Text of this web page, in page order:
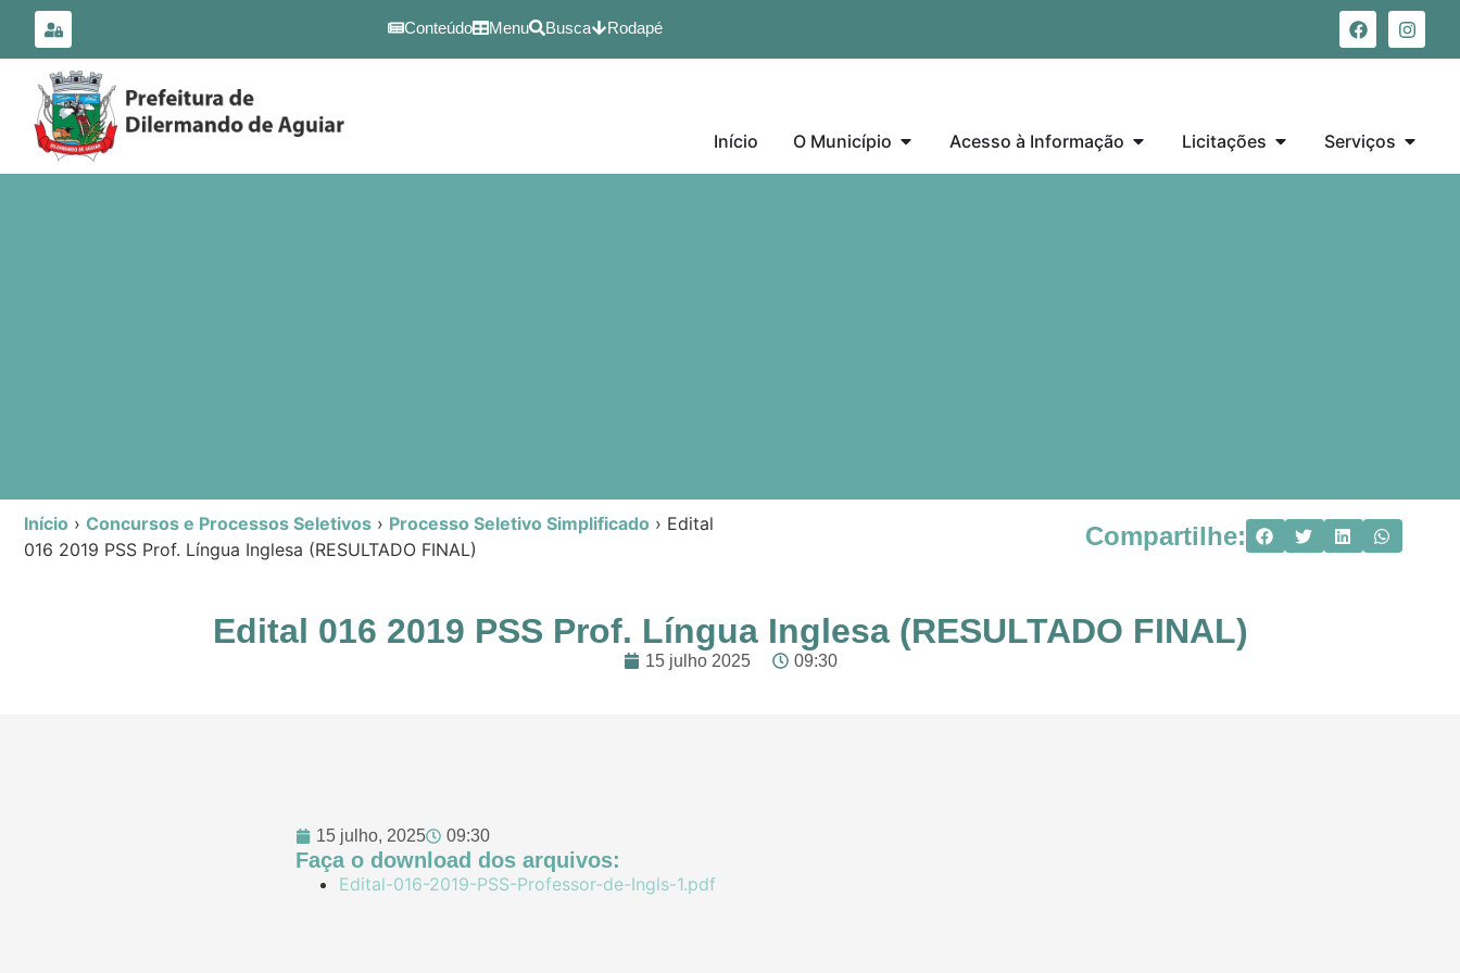
conteúdo
Conteúdo Menu Busca Rodapé
Início O Município Acesso à Informação Licitações Serviços
Início › Concursos e Processos Seletivos › Processo Seletivo Simplificado › Edital
016 2019 PSS Prof. Língua Inglesa (RESULTADO FINAL)
Compartilhe:
Edital 016 2019 PSS Prof. Língua Inglesa (RESULTADO FINAL)
15 julho 2025 09:30
15 julho, 2025 09:30
Faça o download dos arquivos:
Edital-016-2019-PSS-Professor-de-Ingls-1.pdf